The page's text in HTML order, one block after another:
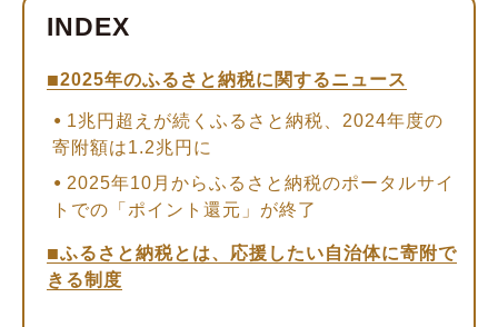
2025年のふるさと納税に関するニュース
1兆円超えが続くふるさと納税、2024年度の
寄附額は1.2兆円に
2025年10月からふるさと納税のポータルサイ
トでの「ポイント還元」が終了
ふるさと納税とは、応援したい自治体に寄附で
きる制度